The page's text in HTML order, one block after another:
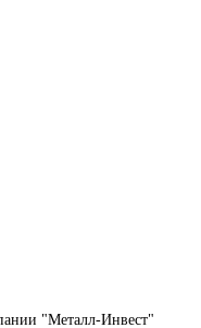
"Металл-Инвест"